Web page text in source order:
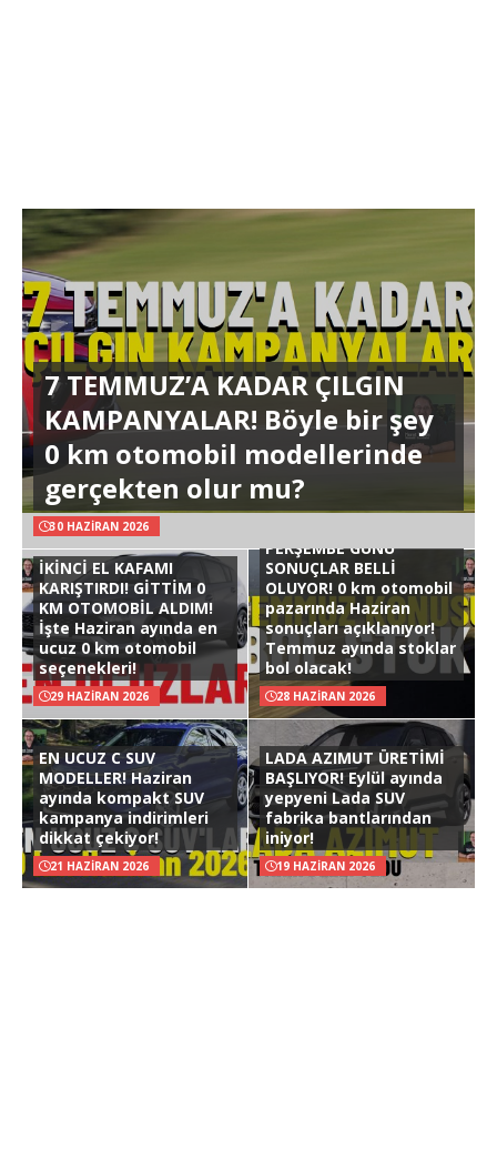
7 TEMMUZ’A KADAR ÇILGIN
KAMPANYALAR! Böyle bir şey
0 km otomobil modellerinde
gerçekten olur mu?
30 HAZIRAN 2026
İKİNCİ EL KAFAMI
KARIŞTIRDI! GİTTİM 0
KM OTOMOBİL ALDIM!
İşte Haziran ayında en
ucuz 0 km otomobil
seçenekleri!
29 HAZIRAN 2026
PERŞEMBE GÜNÜ
SONUÇLAR BELLİ
OLUYOR! 0 km otomobil
pazarında Haziran
sonuçları açıklanıyor!
Temmuz ayında stoklar
bol olacak!
28 HAZIRAN 2026
EN UCUZ C SUV
MODELLER! Haziran
ayında kompakt SUV
kampanya indirimleri
dikkat çekiyor!
21 HAZIRAN 2026
LADA AZIMUT ÜRETİMİ
BAŞLIYOR! Eylül ayında
yepyeni Lada SUV
fabrika bantlarından
iniyor!
19 HAZIRAN 2026